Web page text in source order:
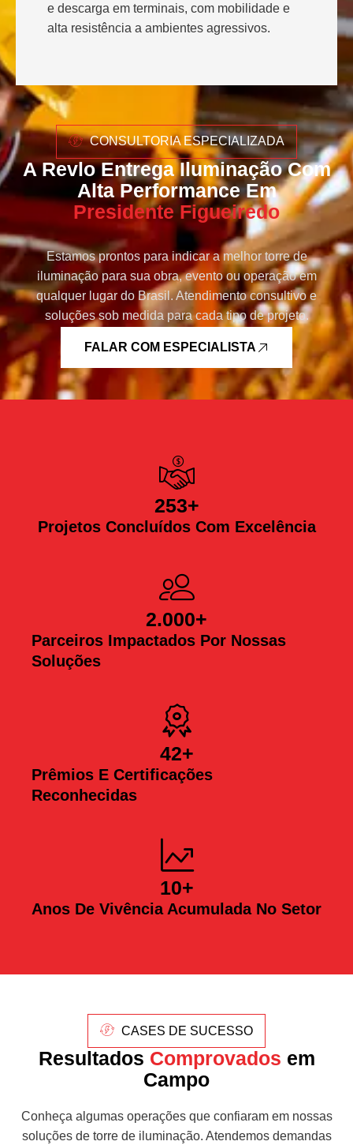
e descarga em terminais, com mobilidade e
alta resistência a ambientes agressivos.
CONSULTORIA ESPECIALIZADA
A Revlo Entrega Iluminação Com
Alta Performance Em
Presidente Figueiredo
Estamos prontos para indicar a melhor torre de
iluminação para sua obra, evento ou operação em
qualquer lugar do Brasil. Atendimento consultivo e
soluções sob medida para cada tipo de projeto.
FALAR COM ESPECIALISTA
Projetos Concluídos Com Excelência
253+
Parceiros Impactados Por Nossas
Soluções
2.000+
Prêmios E Certificações
Reconhecidas
42+
Anos De Vivência Acumulada No Setor
10+
CASES DE SUCESSO
Resultados Comprovados em
Campo
Conheça algumas operações que confiaram em nossas
soluções de torre de iluminação. Atendemos demandas